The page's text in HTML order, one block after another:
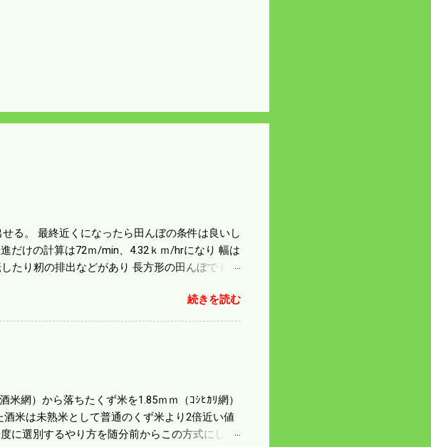
る。 最終近くになったら田んぼの条件は良いし
だけの計算は72ｍ/min、4.32ｋｍ/hrになり 幅は
たり籾の排出などがあり 長方形の田んぼでも
りの能力などのバランスの問題で 今の機種で満
なく手が出せ 無かったのが本音だ。 4条刈りで
続きを読む
網）から落ちたくず米を1.85ｍｍ（ｺｼﾋｶﾘ網）
米は未熟米として普通のくず米より2倍近い値
に選別するやり方を随分前からこの方式にし